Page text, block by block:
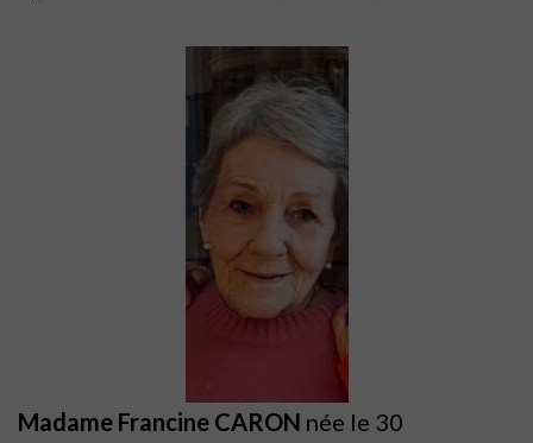
Madame Francine CARON née le 30